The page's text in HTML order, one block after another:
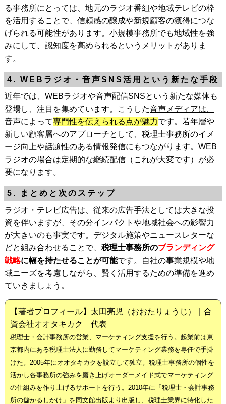
る事務所にとっては、地元のラジオ番組や地域テレビの枠
を活用することで、信頼感の醸成や新規顧客の獲得につな
げられる可能性があります。小規模事務所でも地域性を強
みにして、認知度を高められるというメリットがありま
す。
4. WEBラジオ・音声SNS活用という新たな手段
近年では、WEBラジオや音声配信SNSという新たな媒体も
登場し、注目を集めています。こうした音声メディアは、
音声によって専門性を伝えられる点が魅力です。若年層や
新しい顧客層へのアプローチとして、税理士事務所のイメ
ージ向上や話題性のある情報発信にもつながります。WEB
ラジオの場合は定期的な継続配信（これが大変です）が必
要になります。
5. まとめと次のステップ
ラジオ・テレビ広告は、従来の広告手法としては大きな投
資を伴いますが、その分インパクトや地域社会への影響力
が大きいのも事実です。デジタル施策やニュースレターな
どと組み合わせることで、 税理士事務所のブランディング
戦略に幅を持たせることが可能です。自社の事業規模や地
域ニーズを考慮しながら、賢く活用するための準備を進め
ていきましょう。
【著者プロフィール】太田亮児（おおたりょうじ）｜合
資会社オオタキカク 代表
税理士・会計事務所の営業、マーケティング支援を行う。起業前は東
京都内にある税理士法人に勤務してマーケティング業務を専任で手掛
けた。2005年にオオタキカクを設立して独立。税理士事務所の個性を
活かし各事務所の強みを磨き上げオーダーメイド式でマーケティング
の仕組みを作り上げるサポートを行う。2010年に「税理士・会計事務
所の儲かるしかけ」を同文館出版より出版し、税理士業界に特化した